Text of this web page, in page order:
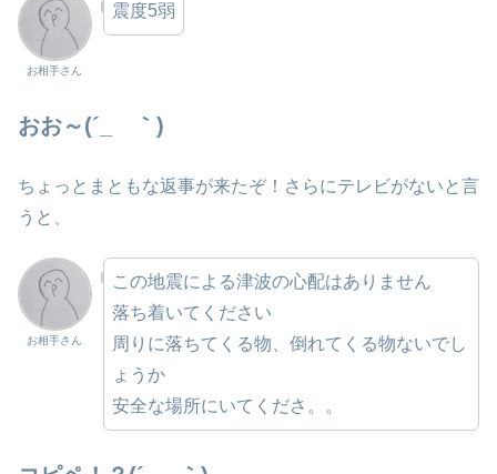
お相手さん
震度5弱
おお～(´_ゝ｀)
ちょっとまともな返事が来たぞ！さらにテレビがないと言
うと、
お相手さん
この地震による津波の心配はありません
落ち着いてください
周りに落ちてくる物、倒れてくる物ないでし
ょうか
安全な場所にいてくださ。。